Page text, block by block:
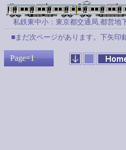
私鉄東中小：東京都交通局,都営地
■まだ次ページがあります。下矢印
Page=1